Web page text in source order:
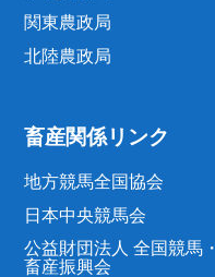
関東農政局
北陸農政局
畜産関係リンク
地方競馬全国協会
日本中央競馬会
公益財団法人 全国競馬・
畜産振興会